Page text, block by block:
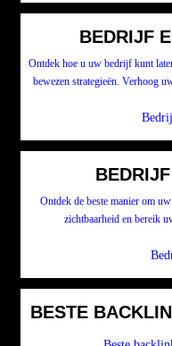
BEDRIJF
Ontdek hoe u uw bedrijf kunt
bewezen strategieën. Verhoog
Ontdek de beste manier om
zichtbaarheid en bereik
BESTE